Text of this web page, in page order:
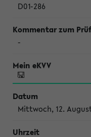
D01-286
-
Mittwoch, 12.